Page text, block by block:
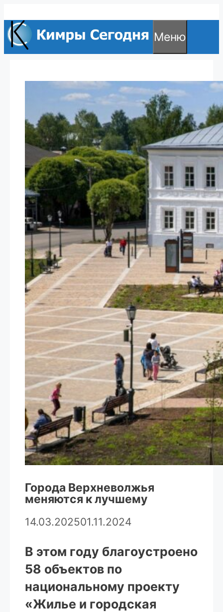
к
содержимому
Меню
Города Верхневолжья
меняются к лучшему
14.03.202501.11.2024
В этом году благоустроено
58 объектов по
национальному проекту
«Жилье и городская